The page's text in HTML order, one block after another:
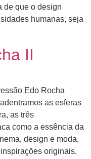
de que o design
humanas, seja
II
Edo Rocha
as esferas
as três
como a essência da
design e moda,
originais,